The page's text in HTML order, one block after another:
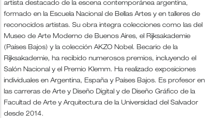
artista destacado de la escena contemporánea argentina,
formado en la Escuela Nacional de Bellas Artes y en talleres de
reconocidos artistas. Su obra integra colecciones como las del
Museo de Arte Moderno de Buenos Aires, el Rijksakademie
(Países Bajos) y la colección AKZO Nobel. Becario de la
Rijksakademie, ha recibido numerosos premios, incluyendo el
Salón Nacional y el Premio Klemm. Ha realizado exposiciones
individuales en Argentina, España y Países Bajos. Es profesor en
las carreras de Arte y Diseño Digital y de Diseño Gráfico de la
Facultad de Arte y Arquitectura de la Universidad del Salvador
desde 2014.